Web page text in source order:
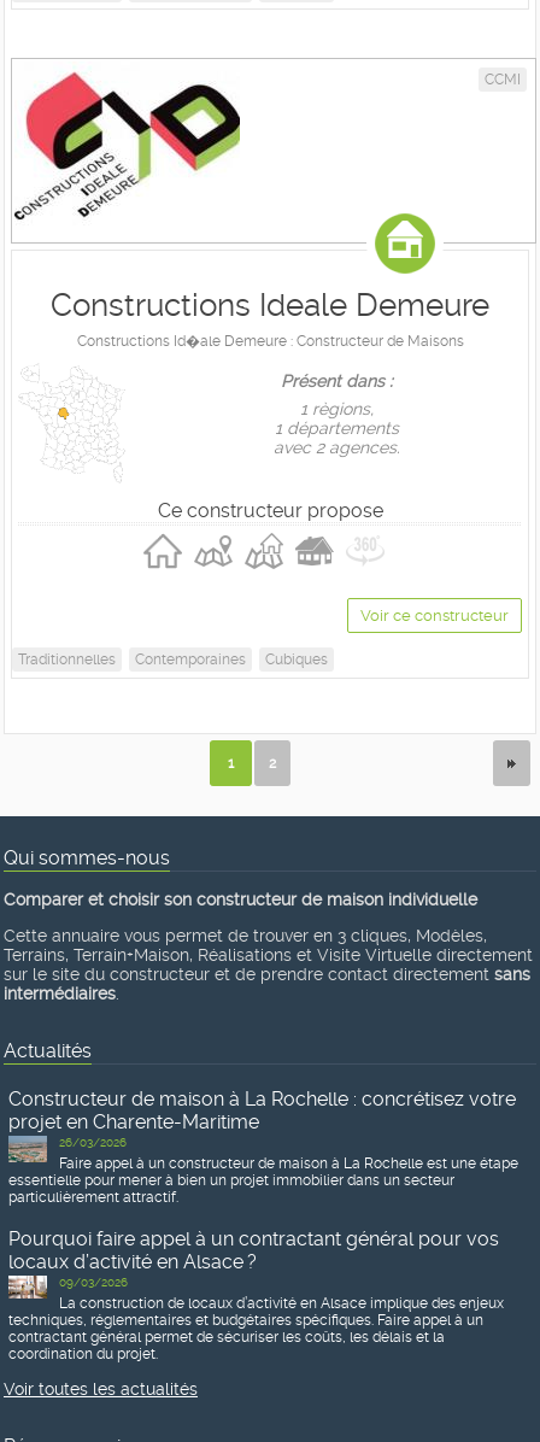
CCMI
Constructions Ideale Demeure
Constructions Id�ale Demeure : Constructeur de Maisons
Présent dans :
1 règions,
1 départements
avec 2 agences.
Ce constructeur propose
Voir ce constructeur
Traditionnelles Contemporaines Cubiques
1 2
Qui sommes-nous
Comparer et choisir son constructeur de maison individuelle
Cette annuaire vous permet de trouver en 3 cliques, Modèles,
Terrains, Terrain+Maison, Réalisations et Visite Virtuelle directement
sur le site du constructeur et de prendre contact directement sans
intermédiaires
Actualités
Constructeur de maison à La Rochelle : concrétisez votre
projet en Charente-Maritime
26/03/2026
Faire appel à un constructeur de maison à La Rochelle est une étape
essentielle pour mener à bien un projet immobilier dans un secteur
particulièrement attractif.
Pourquoi faire appel à un contractant général pour vos
locaux d’activité en Alsace ?
09/03/2026
La construction de locaux d’activité en Alsace implique des enjeux
techniques, réglementaires et budgétaires spécifiques. Faire appel à un
contractant général permet de sécuriser les coûts, les délais et la
coordination du projet.
Voir toutes les actualités